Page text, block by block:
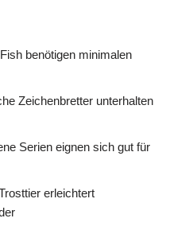
benötigen minimalen
Zeichenbretter unterhalten
Serien eignen sich gut für
erleichtert